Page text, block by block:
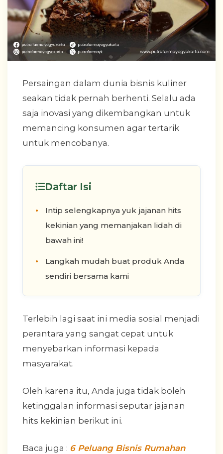
Persaingan dalam dunia bisnis kuliner
seakan tidak pernah berhenti. Selalu ada
saja inovasi yang dikembangkan untuk
memancing konsumen agar tertarik
untuk mencobanya.
Daftar Isi
Intip selengkapnya yuk jajanan hits
kekinian yang memanjakan lidah di
bawah ini!
Langkah mudah buat produk Anda
sendiri bersama kami
Terlebih lagi saat ini media sosial menjadi
perantara yang sangat cepat untuk
menyebarkan informasi kepada
masyarakat.
Oleh karena itu, Anda juga tidak boleh
ketinggalan informasi seputar jajanan
hits kekinian berikut ini.
Baca juga : 6 Peluang Bisnis Rumahan